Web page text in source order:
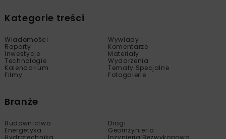
Kategorie treści
Wiadomości
Wywiady
Raporty
Komentarze
Inwestycje
Materiały
Technologie
Wydarzenia
Kalendarium
Tematy Specjalne
Filmy
Fotogalerie
Branże
Budownictwo
Drogi
Energetyka
Geoinżynieria
Hydrotechnika
Inżynieria Bezwykopowa